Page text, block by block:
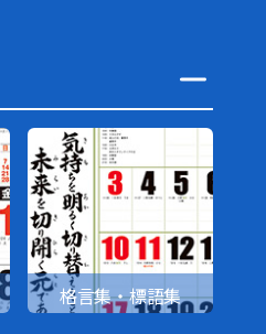
格言集・標語集